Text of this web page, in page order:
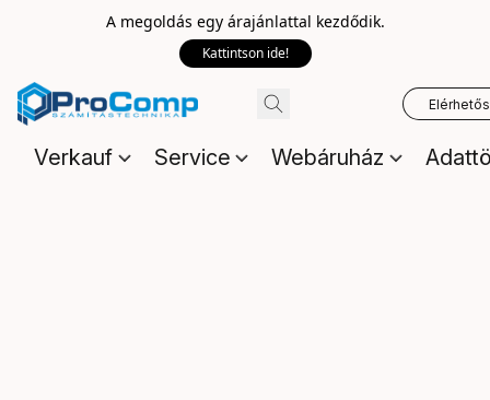
A megoldás egy árajánlattal kezdődik.
Kattintson ide!
Verkauf Service Webáruház